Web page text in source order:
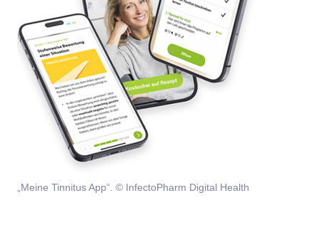
Mediadaten
Themen
Marketing
Branche
Studien
Digital Health
Magazin
Aktuelle Ausgabe
Ausgabenarchiv
Abonnement
Kontakt
Werben
„Meine Tinnitus App“. © InfectoPharm Digital Health